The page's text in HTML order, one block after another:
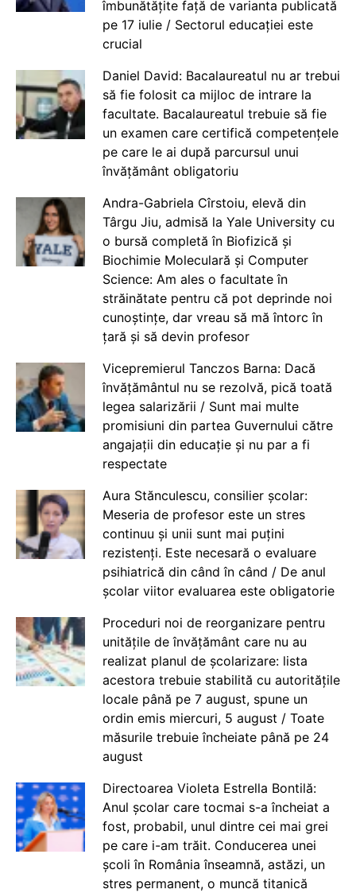
îmbunătățite față de varianta publicată
pe 17 iulie / Sectorul educației este
crucial
Daniel David: Bacalaureatul nu ar trebui
să fie folosit ca mijloc de intrare la
facultate. Bacalaureatul trebuie să fie
un examen care certifică competențele
pe care le ai după parcursul unui
învățământ obligatoriu
Andra-Gabriela Cîrstoiu, elevă din
Târgu Jiu, admisă la Yale University cu
o bursă completă în Biofizică și
Biochimie Moleculară și Computer
Science: Am ales o facultate în
străinătate pentru că pot deprinde noi
cunoștințe, dar vreau să mă întorc în
țară și să devin profesor
Vicepremierul Tanczos Barna: Dacă
învățământul nu se rezolvă, pică toată
legea salarizării / Sunt mai multe
promisiuni din partea Guvernului către
angajații din educație și nu par a fi
respectate
Aura Stănculescu, consilier școlar:
Meseria de profesor este un stres
continuu și unii sunt mai puțini
rezistenți. Este necesară o evaluare
psihiatrică din când în când / De anul
școlar viitor evaluarea este obligatorie
Proceduri noi de reorganizare pentru
unitățile de învățământ care nu au
realizat planul de școlarizare: lista
acestora trebuie stabilită cu autoritățile
locale până pe 7 august, spune un
ordin emis miercuri, 5 august / Toate
măsurile trebuie încheiate până pe 24
august
Directoarea Violeta Estrella Bontilă:
Anul școlar care tocmai s-a încheiat a
fost, probabil, unul dintre cei mai grei
pe care i-am trăit. Conducerea unei
școli în România înseamnă, astăzi, un
stres permanent, o muncă titanică